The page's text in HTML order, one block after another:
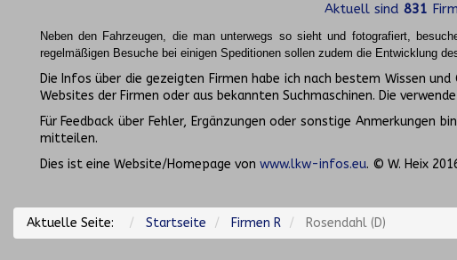
Aktuell sind 831
Neben den Fahrzeugen, die man unterwegs so sieht und fotografiert,
regelmäßigen Besuche bei einigen Speditionen sollen zudem die Entwicklung
Die Infos über die gezeigten Firmen habe ich nach bestem Wissen
Websites der Firmen oder aus bekannten Suchmaschinen. Die
Für Feedback über Fehler, Ergänzungen oder sonstige
mitteilen.
Dies ist eine Website/Homepage von www.lkw-infos.eu. © W. Heix
Aktuelle Seite: Startseite Firmen R Rosendahl (D)